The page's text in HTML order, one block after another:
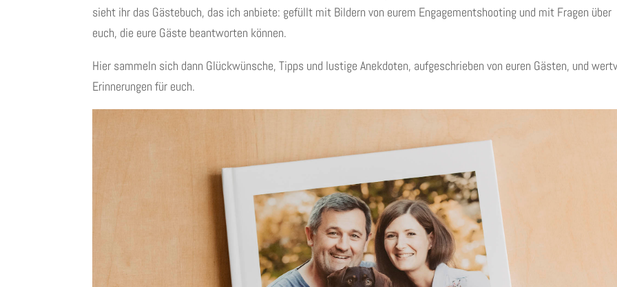
sieht ihr das Gästebuch, das ich anbiete: gefüllt mit Bildern von eurem Engagementshooting und mit Fragen über
euch, die eure Gäste beantworten können.
Hier sammeln sich dann Glückwünsche, Tipps und lustige Anekdoten, aufgeschrieben von euren Gästen, und
Erinnerungen für euch.